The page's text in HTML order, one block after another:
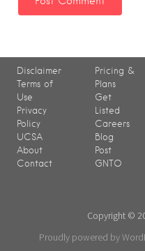
Disclaimer
Terms of
Use
Privacy
Policy
UCSA
About
Contact
Pricing &
Plans
Get
Listed
Careers
Blog
Post
GNTO
Copyright ©
Proudly powered by